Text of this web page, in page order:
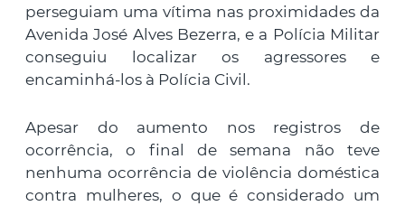
perseguiam uma vítima nas proximidades da
Avenida José Alves Bezerra, e a Polícia Militar
conseguiu localizar os agressores e
encaminhá-los à Polícia Civil.
Apesar do aumento nos registros de
ocorrência, o final de semana não teve
nenhuma ocorrência de violência doméstica
contra mulheres, o que é considerado um